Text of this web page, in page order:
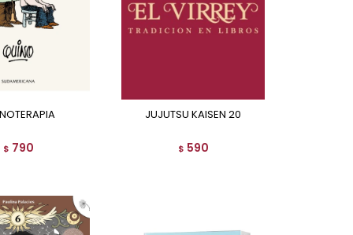
$ 790
JUJUTSU KAISEN 20
$ 590